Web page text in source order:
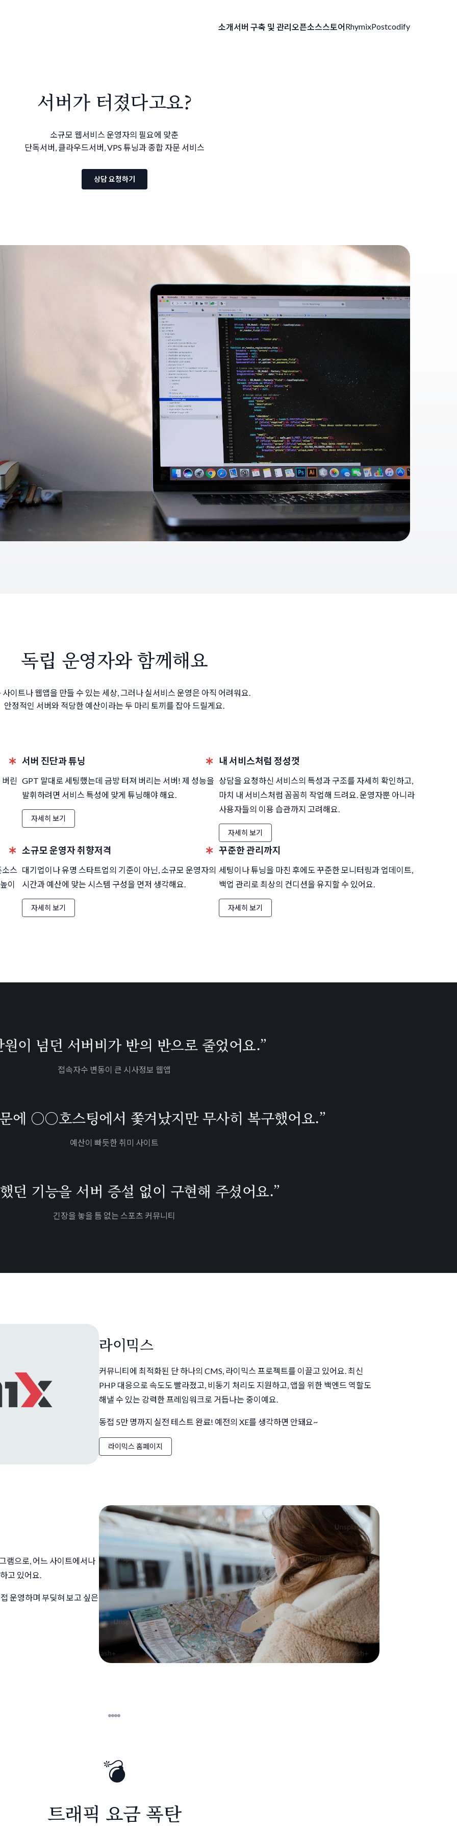
소개서버 구축 및 관리 오픈소스스토어RhymixPostcodify
서버가 터졌다고요?
소규모 웹서비스 운영자의 필요에 맞춘
단독서버, 클라우드서버, VPS 튜닝과 종합 자문 서비스
상담 요청하기
독립 운영자와 함께해요
사이트나 웹앱을 만들 수 있는 세상, 그러나 실서비스 운영은 아직 어려워요.
안정적인 서버와 적당한 예산이라는 두 마리 토끼를 잡아 드릴게요.
린
서버 진단과 튜닝
GPT 말대로 세팅했는데 금방 터져 버리는 서버! 제 성능을
발휘하려면 서비스 특성에 맞게 튜닝해야 해요.
자세히 보기
내 서비스처럼 정성껏
상담을 요청하신 서비스의 특성과 구조를 자세히 확인하고,
마치 내 서비스처럼 꼼꼼히 작업해 드려요. 운영자뿐 아니라
사용자들의 이용 습관까지 고려해요.
자세히 보기
스
이
소규모 운영자 취향저격
대기업이나 유명 스타트업의 기준이 아닌, 소규모 운영자의
시간과 예산에 맞는 시스템 구성을 먼저 생각해요.
자세히 보기
꾸준한 관리까지
세팅이나 튜닝을 마친 후에도 꾸준한 모니터링과 업데이트,
백업 관리로 최상의 컨디션을 유지할 수 있어요.
자세히 보기
원이 넘던 서버비가 반의 반으로 줄었어요.”
접속자수 변동이 큰 시사정보 웹앱
에 ○○호스팅에서 쫓겨났지만무사히 복구했어요.”
예산이 빠듯한 취미 사이트
던 기능을 서버 증설 없이 구현해 주셨어요.”
긴장을 놓을 틈 없는 스포츠 커뮤니티
라이믹스
커뮤니티에 최적화된 단 하나의 CMS, 라이믹스 프로젝트를 이끌고 있어요. 최신
PHP 대응으로 속도도 빨라졌고, 비동기 처리도 지원하고, 앱을 위한 백엔드 역할도
해낼 수 있는 강력한 프레임워크로 거듭나는 중이예요.
동접 5만 명까지 실전 테스트 완료! 예전의 XE를 생각하면 안돼요~
라이믹스 홈페이지
램으로, 어느 사이트에서나
고 있어요.
운영하며 부딪혀 보고 싶은
💣
트래픽 요금 폭탄